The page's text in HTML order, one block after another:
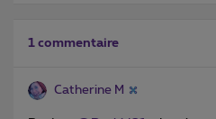
1 commentaire
Catherine M